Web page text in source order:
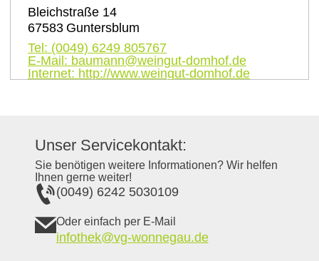
Bleichstraße 14
67583 Guntersblum
Tel: (0049) 6249 805767
E-Mail: baumann@weingut-domhof.de
Internet: http://www.weingut-domhof.de
Unser Servicekontakt:
Sie benötigen weitere Informationen? Wir helfen
Ihnen gerne weiter!
(0049) 6242 5030109
Oder einfach per E-Mail
infothek@vg-wonnegau.de